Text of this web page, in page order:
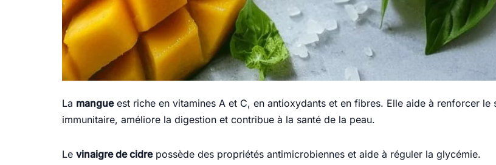
La mangueest riche en vitamines A et C, en antioxydants et en fibres. Elle aide à renforcer le
immunitaire, améliore la digestion et contribue à la santé de la peau.
Le vinaigre de cidrepossède des propriétés antimicrobiennes et aide à réguler la glycémie.